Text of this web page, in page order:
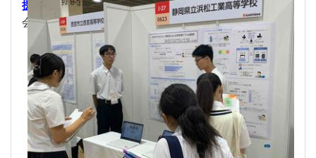
援アプリケーション「Uuring」に関しても、実際に
会場に展示し、来場者の方々に試用して頂きました。